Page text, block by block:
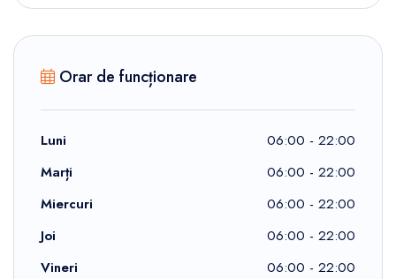
Orar de funcționare
Luni
06:00 - 22:00
Marți
06:00 - 22:00
Miercuri
06:00 - 22:00
Joi
06:00 - 22:00
Vineri
06:00 - 22:00